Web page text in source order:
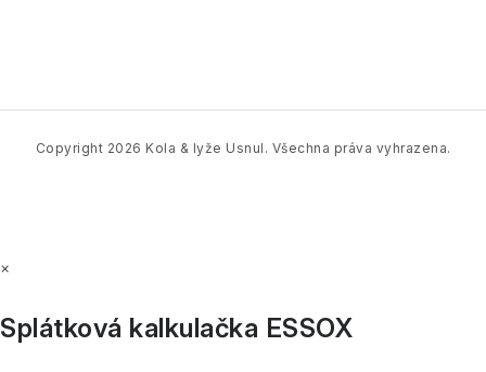
Copyright 2026 Kola & lyže Usnul . Všechna práva vyhrazena.
×
Splátková kalkulačka ESSOX